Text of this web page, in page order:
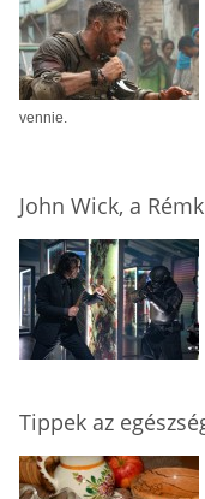
vennie.
John Wick, a
Tippek az